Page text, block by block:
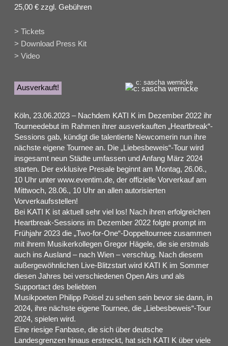
25,00 € zzgl. Gebühren
> Tickets
> Download Press Kit
> Video
Ausverkauft!
c: sascha wernicke
Köln, 23.06.2023 – Nachdem KATI K im Dezember 2022 ihr
Tourneedebut im Rahmen ihrer ausverkauften „Heartbreak“-
Sessions gab, kündigt die talentierte Newcomerin nun ihre
nächste eigene Tournee an. Die „Liebesbeweis“-Tour wird
insgesamt neun Städte umfassen und Anfang März 2024
starten. Der exklusive Presale beginnt am Montag, 26.06.,
10 Uhr unter www.eventim.de, der offizielle Vorverkauf am
Mittwoch, 28.06., 10 Uhr an allen autorisierten
Vorverkaufsstellen!
Bei KATI K ist aktuell sehr viel los! Nach ihren erfolgreichen
Heartbreak-Sessions im Dezember 2022 folgte prompt im
Frühjahr 2023 die „Two-for-One“-Doppeltournee zusammen
mit ihrem Musikerkollegen Gregor Hägele, die sie erstmals
auch ins Ausland – nach Wien – verschlug. Nach diesem
außergewöhnlichen Live-Blitzstart wird KATI K im Sommer
diesen Jahres bei verschiedenen Open Airs und als
Supportact des beliebten
Musikpoeten Philipp Poisel zu sehen sein bevor sie dann, in
2024, ihre nächste eigene Tournee, die „Liebesbeweis“-Tour
2024, spielen wird.
Eine riesige Fanbase, die sich über deutsche
Landesgrenzen hinaus erstreckt, hat sich KATI K über viele